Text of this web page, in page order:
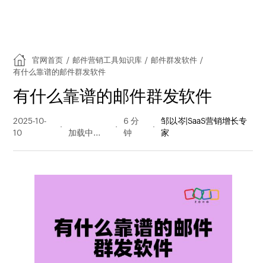
官网首页 / 邮件营销工具知识库 / 邮件群发软件 /
有什么靠谱的邮件群发软件
有什么靠谱的邮件群发软件
2025-10-
10
量
6 分
钟
邹以岑|SaaS营销增长专
家